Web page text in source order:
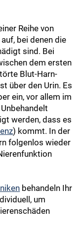
Reihe von
bei denen die
sind. Bei
dem ersten
Blut-Harn-
über den Urin. Es
ein, vor allem im
werden, dass es
) kommt. In der
folgenlos wieder
behandeln Ihr
um